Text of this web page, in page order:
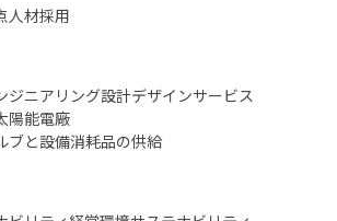
人材採用
ジニアリング設計デザインサービス
陽能電廠
ブと設備消耗品の供給